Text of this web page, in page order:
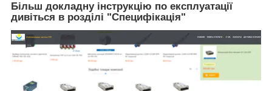
Більш докладну інструкцію по експлуатації
дивіться в розділі "Специфікація"